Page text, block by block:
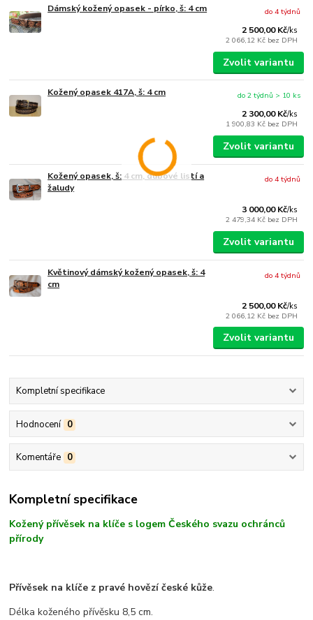
Dámský kožený opasek - pírko, š: 4 cm
2 500,00 Kč/ks
2 066,12 Kč bez DPH
do 4 týdnů
Zvolit variantu
Kožený opasek 417A, š: 4 cm
2 300,00 Kč/ks
1 900,83 Kč bez DPH
do 2 týdnů > 10 ks
Zvolit variantu
Kožený opasek, š: 4 cm, dubové listí a
žaludy
3 000,00 Kč/ks
2 479,34 Kč bez DPH
do 4 týdnů
Zvolit variantu
Květinový dámský kožený opasek, š: 4
cm
2 500,00 Kč/ks
2 066,12 Kč bez DPH
do 4 týdnů
Zvolit variantu
Kompletní specifikace
Hodnocení 0
Komentáře 0
Kompletní specifikace
Kožený přívěsek na klíče s logem Českého svazu ochránců
přírody
Přívěsek na klíče z pravé hovězí české kůže.
Délka koženého přívěsku 8,5 cm.